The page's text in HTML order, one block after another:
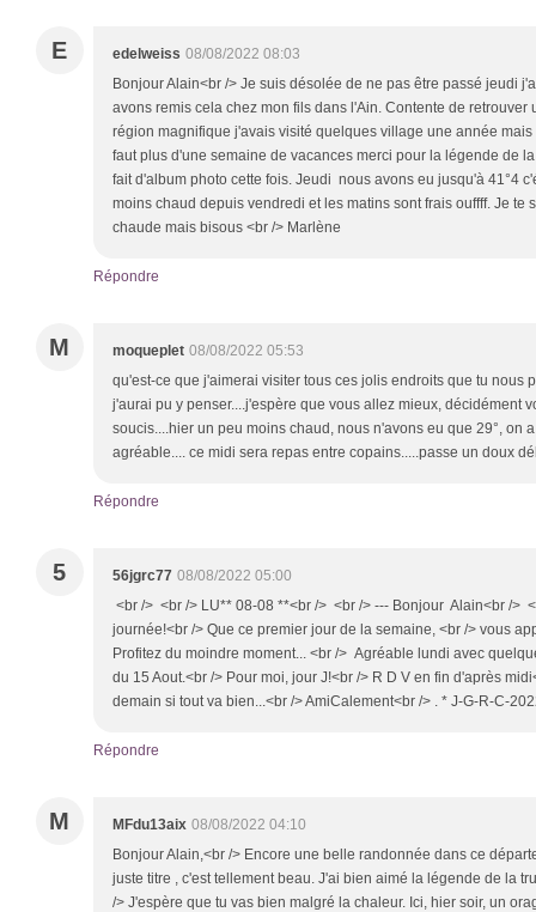
E edelweiss 08/08/2022 08:03
Bonjour Alain<br /> Je suis désolée de ne pas être passé jeudi
avons remis cela chez mon fils dans l'Ain. Contente de retrouver
région magnifique j'avais visité quelques village une année
faut plus d'une semaine de vacances merci pour la légende de
fait d'album photo cette fois. Jeudi nous avons eu jusqu'à 41°4
moins chaud depuis vendredi et les matins sont frais ouffff. Je te
chaude mais bisous <br /> Marlène
Répondre
M moqueplet 08/08/2022 05:53
qu'est-ce que j'aimerai visiter tous ces jolis endroits que tu nous
j'aurai pu y penser....j'espère que vous allez mieux, décidément
soucis....hier un peu moins chaud, nous n'avons eu que 29°, on
agréable.... ce midi sera repas entre copains.....passe un doux
Répondre
5 56jgrc77 08/08/2022 05:00
<br /> <br /> LU** 08-08 **<br /> <br /> --- Bonjour Alain<br />
journée!<br /> Que ce premier jour de la semaine, <br /> vous
Profitez du moindre moment... <br /> Agréable lundi avec
du 15 Aout.<br /> Pour moi, jour J!<br /> R D V en fin d'après
demain si tout va bien...<br /> AmiCalement<br /> . * J-G-R-C-
Répondre
M MFdu13aix 08/08/2022 04:10
Bonjour Alain,<br /> Encore une belle randonnée dans ce
juste titre , c'est tellement beau. J'ai bien aimé la légende de la
/> J'espère que tu vas bien malgré la chaleur. Ici, hier soir, un